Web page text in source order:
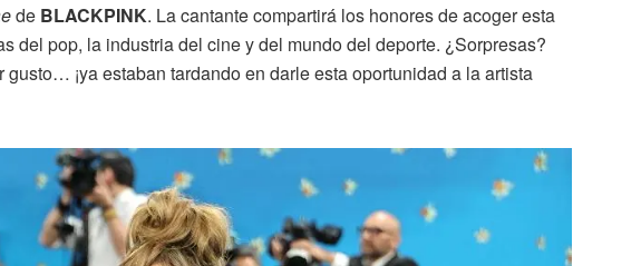
de BLACKPINK. La cantante compartirá los honores de acoger esta
del pop, la industria del cine y del mundo del deporte. ¿Sorpresas?
¡ya estaban tardando en darle esta oportunidad a la artista